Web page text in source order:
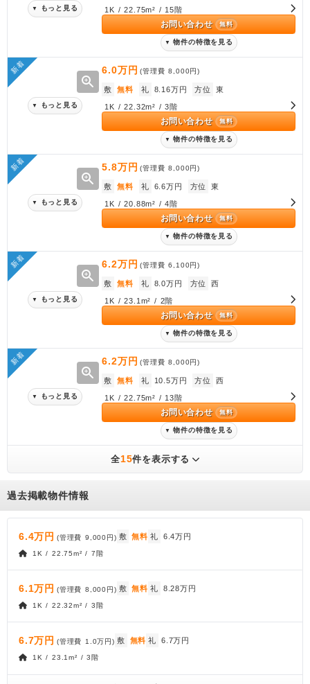
▼ もっと見る 1K / 22.75m² / 15階
お問い合わせ 無料
▼ 物件の特徴を見る
新着
zoom_in
▼ もっと見る
6.0万円 (管理費8,000円)
敷 無料 礼 8.16万円 方位 東
1K / 22.32m² / 3階
お問い合わせ 無料
▼ 物件の特徴を見る
新着
zoom_in
▼ もっと見る
5.8万円 (管理費8,000円)
敷 無料 礼 6.6万円 方位 東
1K / 20.88m² / 4階
お問い合わせ 無料
▼ 物件の特徴を見る
新着
zoom_in
▼ もっと見る
6.2万円 (管理費6,100円)
敷 無料 礼 8.0万円 方位 西
1K / 23.1m² / 2階
お問い合わせ 無料
▼ 物件の特徴を見る
新着
zoom_in
▼ もっと見る
6.2万円 (管理費8,000円)
敷 無料 礼 10.5万円 方位 西
1K / 22.75m² / 13階
お問い合わせ 無料
▼ 物件の特徴を見る
全15件を表示する
過去掲載物件情報
6.4万円 (管理費 9,000円) 敷 無料 礼 6.4万円
1K / 22.75m² / 7階
6.1万円 (管理費 8,000円) 敷 無料 礼 8.28万円
1K / 22.32m² / 3階
6.7万円 (管理費 1.0万円) 敷 無料 礼 6.7万円
1K / 23.1m² / 3階